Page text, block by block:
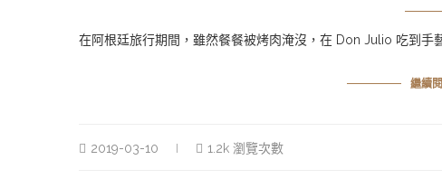
在阿根廷旅行期間，雖然餐餐被烤肉淹沒，在 Don Julio 吃到手
繼續
2019-03-10 1.2k 瀏覽次數